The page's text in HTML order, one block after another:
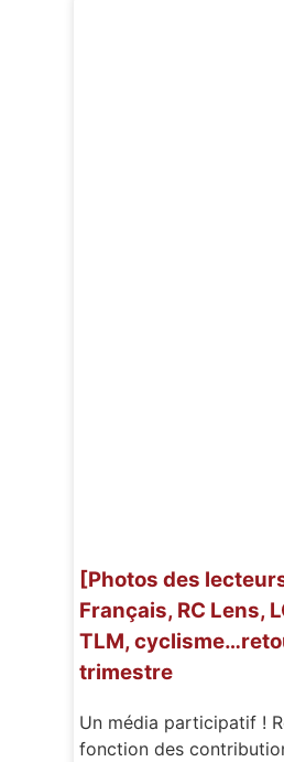
[Photos des
Français, RC Lens,
TLM,
trimestre
Un média participatif !
fonction des